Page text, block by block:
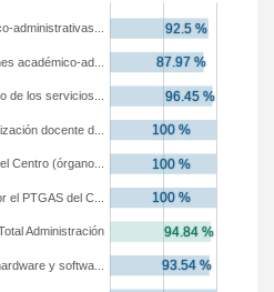
y softwa...
Administración
el PTGAS del C...
Centro (órgano...
docente d...
de los servicios...
académico-ad...
administrativas...